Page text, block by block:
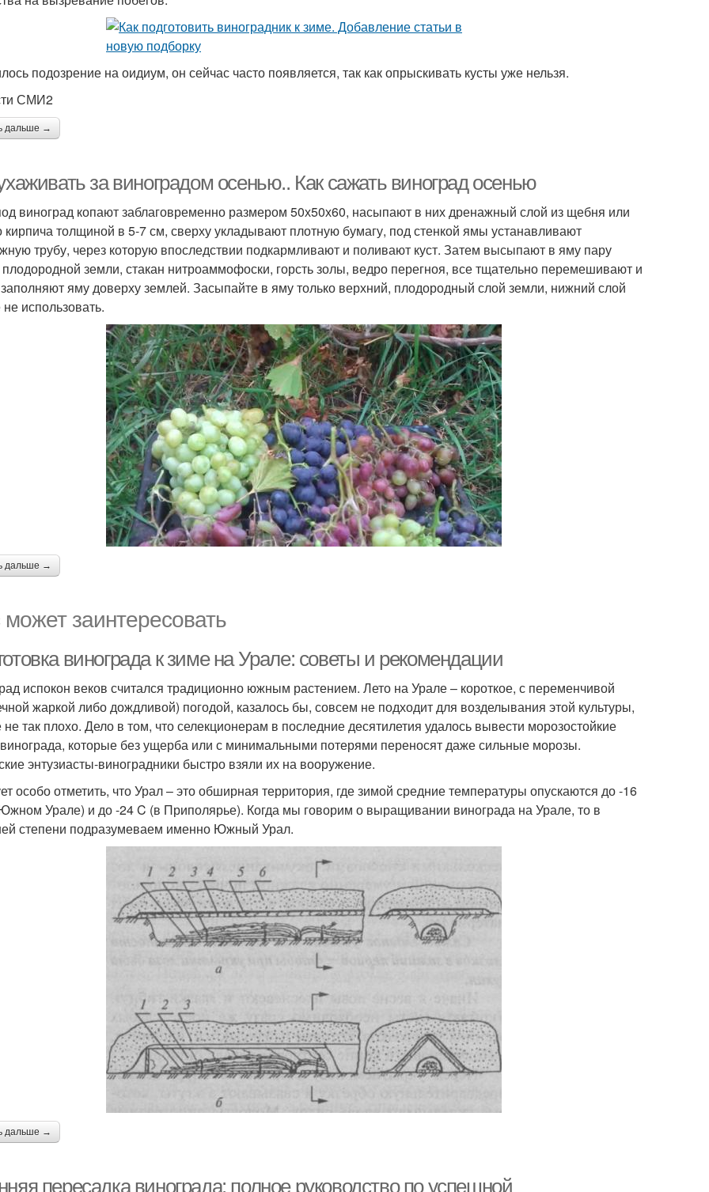
подозрение на оидиум, он сейчас часто появляется, так как опрыскивать кусты уже нельзя.
СМИ2
дальше →
за виноградом осенью.. Как сажать виноград осенью
виноград копают заблаговременно размером 50х50х60, насыпают в них дренажный слой из щебня или
кирпича толщиной в 5-7 см, сверху укладывают плотную бумагу, под стенкой ямы устанавливают
трубу, через которую впоследствии подкармливают и поливают куст. Затем высыпают в яму пару
земли, стакан нитроаммофоски, горсть золы, ведро перегноя, все тщательно перемешивают и
яму доверху землей. Засыпайте в яму только верхний, плодородный слой земли, нижний слой
использовать.
дальше →
заинтересовать
винограда к зиме на Урале: советы и рекомендации
испокон веков считался традиционно южным растением. Лето на Урале – короткое, с переменчивой
жаркой либо дождливой) погодой, казалось бы, совсем не подходит для возделывания этой культуры,
не так плохо. Дело в том, что селекционерам в последние десятилетия удалось вывести морозостойкие
которые без ущерба или с минимальными потерями переносят даже сильные морозы.
энтузиасты-виноградники быстро взяли их на вооружение.
особо отметить, что Урал – это обширная территория, где зимой средние температуры опускаются до -16
Урале) и до -24 C (в Приполярье). Когда мы говорим о выращивании винограда на Урале, то в
степени подразумеваем именно Южный Урал.
дальше →
пересадка винограда: полное руководство по успешной